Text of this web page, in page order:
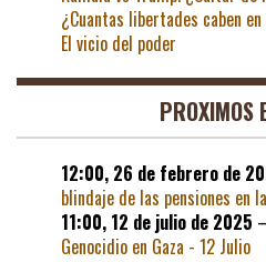
¿Cuantas libertades caben
El vicio del poder
PROXIMOS
12:00, 26 de febrero de
blindaje de las pensiones en
11:00, 12 de julio de 2025 –
Genocidio en Gaza - 12 Julio